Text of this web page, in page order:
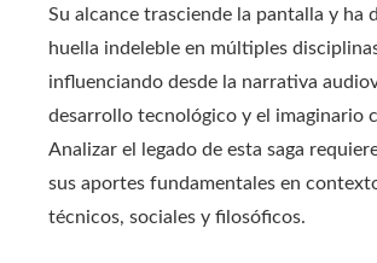
Su alcance trasciende la pantalla y ha
huella indeleble en múltiples
influenciando desde la narrativa
desarrollo tecnológico y el imaginario
Analizar el legado de esta saga
sus aportes fundamentales en
técnicos, sociales y filosóficos.